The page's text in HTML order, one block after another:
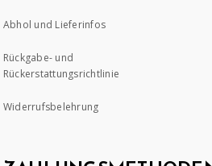
Abhol und Lieferinfos
Rückgabe- und
Rückerstattungsrichtlinie
Widerrufsbelehrung